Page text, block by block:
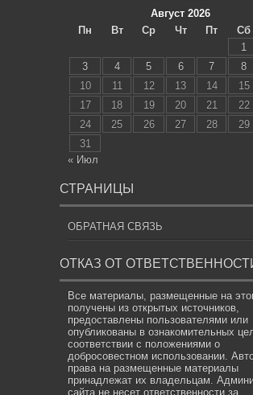
Август 2026
Пн
Вт Ср Чт Пт Сб
1
3
4 5 6 7 8
10
11 12 13 14 15
17
18 19 20 21 22
24
25 26 27 28 29
31
« Июл
СТРАНИЦЫ
ОБРАТНАЯ СВЯЗЬ
ОТКАЗ ОТ
Все материалы, размещенные на
получены из открытых источников,
предоставлены пользователями или
опубликованы в ознакомительных
соответствии с положениями о
добросовестном использовании.
права на размещенные материалы
принадлежат их владельцам.
сайта не несет ответственности за